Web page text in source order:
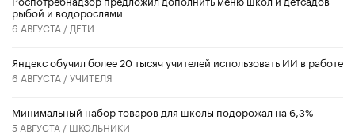
рыбой и водорослями
6 АВГУСТА / ДЕТИ
​Яндекс обучил более 20 тысяч учителей использовать ИИ в работе
6 АВГУСТА /УЧИТЕЛЯ
Минимальный набор товаров для школы подорожал на 6,3%
5 АВГУСТА / ШКОЛЬНИКИ